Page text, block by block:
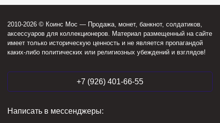
2010-2026 © Коинс Мос — Продажа, монет, банкнот, солдатиков,
аксессуаров для коллекционеров. Материал размещенный на сайте
имеет только историческую ценность и не является пропагандой
каких-либо политических или религиозных убеждений и взглядов!
+7 (926) 401-66-55
Написать в мессенджеры: